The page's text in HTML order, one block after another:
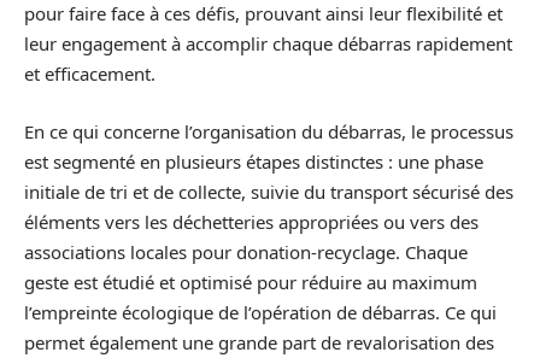
pour faire face à ces défis, prouvant ainsi leur flexibilité et
leur engagement à accomplir chaque débarras rapidement
et efficacement.
En ce qui concerne l’organisation du débarras, le processus
est segmenté en plusieurs étapes distinctes : une phase
initiale de tri et de collecte, suivie du transport sécurisé des
éléments vers les déchetteries appropriées ou vers des
associations locales pour donation-recyclage. Chaque
geste est étudié et optimisé pour réduire au maximum
l’empreinte écologique de l’opération de débarras. Ce qui
permet également une grande part de revalorisation des